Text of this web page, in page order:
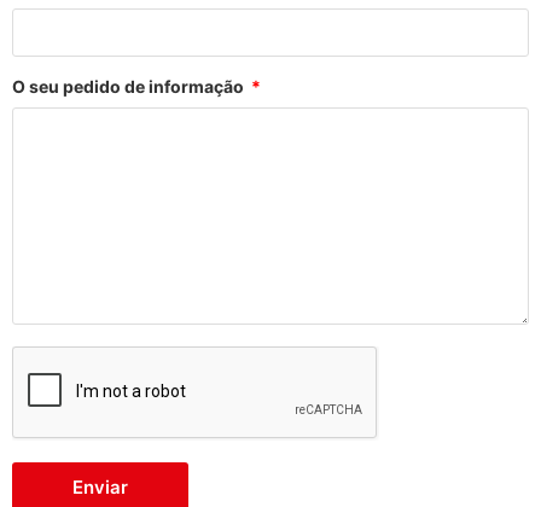
O seu pedido de informação
Enviar